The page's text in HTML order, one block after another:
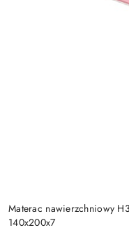
Materac nawierzchniowy
140x200x7